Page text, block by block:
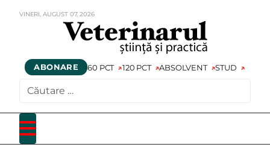
VINERI, AUGUST 07,2026
ABONARE 60 PCT 120 PCT ABSOLVENT STUD